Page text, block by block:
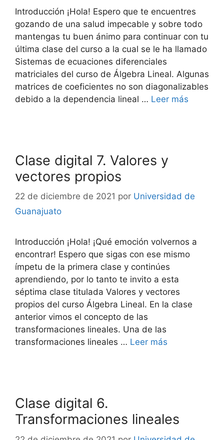
Introducción ¡Hola! Espero que te encuentres
gozando de una salud impecable y sobre todo
mantengas tu buen ánimo para continuar con tu
última clase del curso a la cual se le ha llamado
Sistemas de ecuaciones diferenciales
matriciales del curso de Álgebra Lineal. Algunas
matrices de coeficientes no son diagonalizables
debido a la dependencia lineal … Leer más
Clase digital 7. Valores y
vectores propios
22 de diciembre de 2021 por Universidad de
Guanajuato
Introducción ¡Hola! ¡Qué emoción volvernos a
encontrar! Espero que sigas con ese mismo
ímpetu de la primera clase y continúes
aprendiendo, por lo tanto te invito a esta
séptima clase titulada Valores y vectores
propios del curso Álgebra Lineal. En la clase
anterior vimos el concepto de las
transformaciones lineales. Una de las
transformaciones lineales … Leer más
Clase digital 6.
Transformaciones lineales